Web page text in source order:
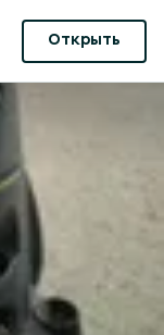
Открыть